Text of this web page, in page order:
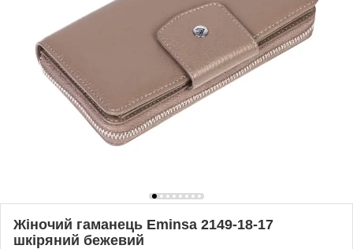
Жіночий гаманець Eminsa 2149-18-17
шкіряний бежевий